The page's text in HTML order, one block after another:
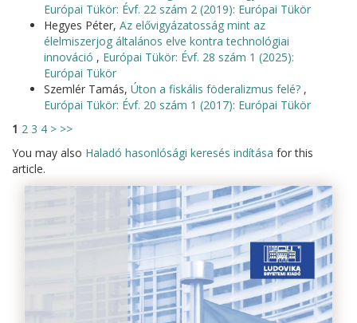
Európai Tükör: Évf. 22 szám 2 (2019): Európai Tükör
Hegyes Péter, Az elővigyázatosság mint az
élelmiszerjog általános elve kontra technológiai
innováció , Európai Tükör: Évf. 28 szám 1 (2025):
Európai Tükör
Szemlér Tamás, Úton a fiskális föderalizmus felé? ,
Európai Tükör: Évf. 20 szám 1 (2017): Európai Tükör
1 2 3 4 > >>
You may also Haladó hasonlósági keresés indítása for this
article.